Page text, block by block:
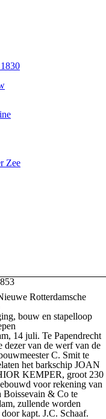
Zee
Rotterdamsche
bouw en stapelloop
14 juli. Te Papendrecht
dezer van de werf van de
C. Smit te
het barkschip JOAN
KEMPER, groot 230
voor rekening van
Boissevain & Co te
zullende worden
kapt. J.C. Schaaf.